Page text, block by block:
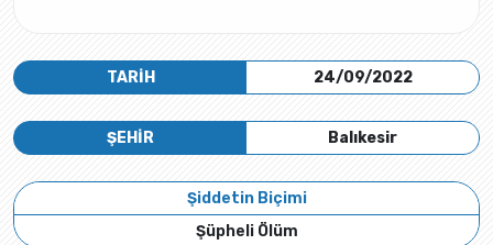
TARİH 24/09/2022
Balıkesir
ŞEHİR
Şiddetin Biçimi
Şüpheli Ölüm